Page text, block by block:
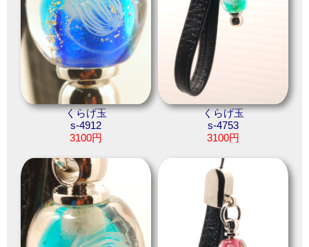
くらげ玉
s-4912
3100円
くらげ玉
s-4753
3100円